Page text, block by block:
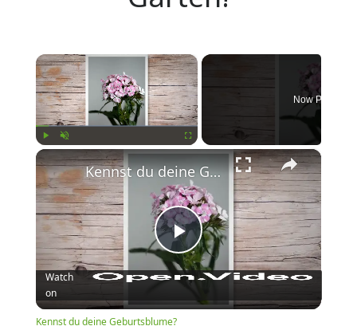
×
Fullscreen
Now Playing
×
Play
Video
Kennst du deine Geburtsblume?
Watch
on
Kennst du deine Geburtsblume?